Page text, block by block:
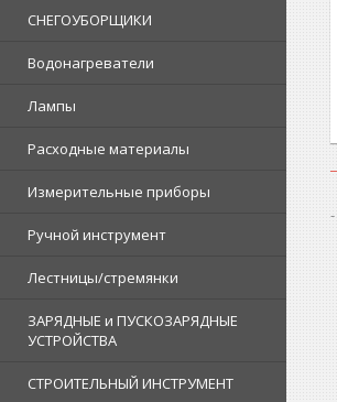
СНЕГОУБОРЩИКИ
Водонагреватели
Лампы
Расходные материалы
Измерительные приборы
Ручной инструмент
Лестницы/стремянки
ЗАРЯДНЫЕ и ПУСКОЗАРЯДНЫЕ
УСТРОЙСТВА
СТРОИТЕЛЬНЫЙ ИНСТРУМЕНТ